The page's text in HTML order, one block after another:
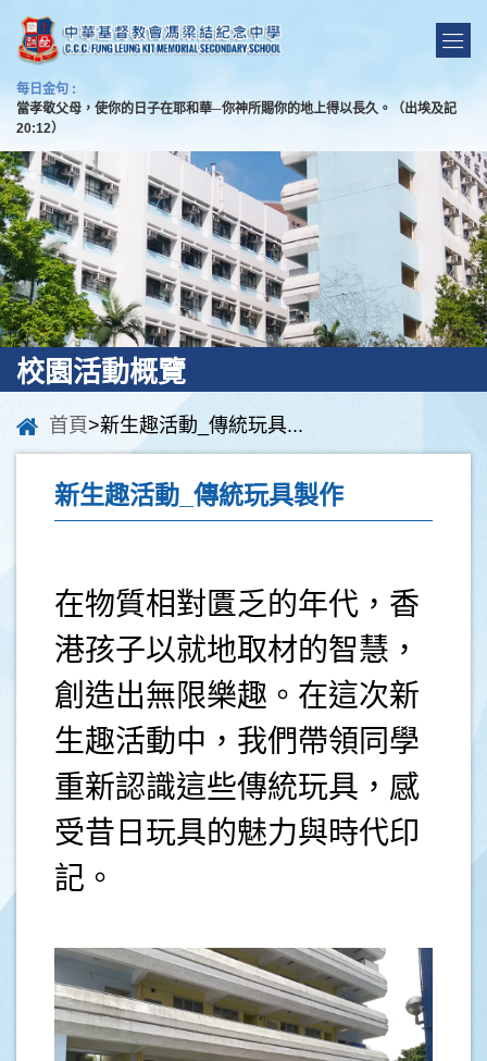
每日金句 :
當孝敬父母，使你的日子在耶和華─你神所賜你的地上得以長久。（出埃及記
20:12）
校園活動概覽
首頁>新生趣活動_傳統玩具...
新生趣活動_傳統玩具製作
在物質相對匱乏的年代，香
港孩子以就地取材的智慧，
創造出無限樂趣。在這次新
生趣活動中，我們帶領同學
重新認識這些傳統玩具，感
受昔日玩具的魅力與時代印
記。